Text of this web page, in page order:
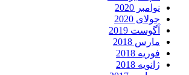
نوامبر 2020
جولای 2020
آگوست 2019
مارس 2018
فوریه 2018
ژانویه 2018